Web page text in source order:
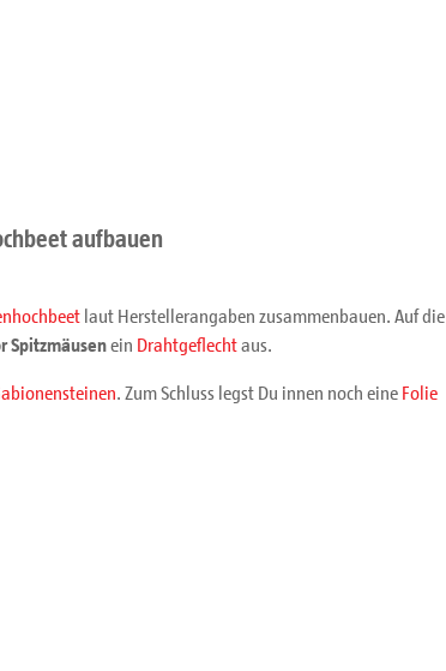
aufbauen
laut Herstellerangaben zusammenbauen. Auf die
Spitzmäusenein Drahtgeflechtaus.
. Zum Schluss legst Du innen noch eine Folie